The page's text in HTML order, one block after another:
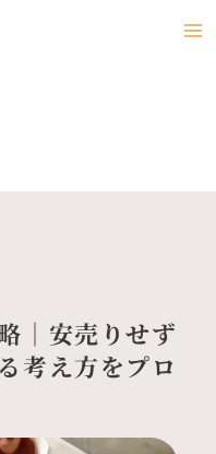
｜安売りせず
考え方をプロ